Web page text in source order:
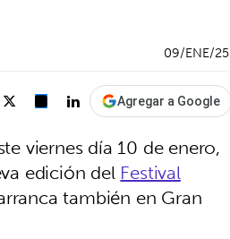
09/ENE/25
Agregar a Google
viernes día 10 de enero,
edición delFestival
también en Gran